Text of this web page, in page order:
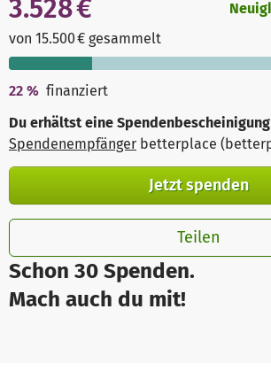
Schon 30 Spenden.
Mach auch du mit!
3.528 €
von 15.500 € gesammelt
22 % finanziert
Du erhältst eine Spendenbescheinigung
Spendenempfänger betterplace
Jetzt spenden
Teilen